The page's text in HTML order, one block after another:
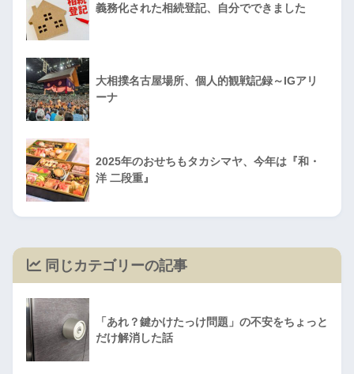
義務化された相続登記、自分でできました
大相撲名古屋場所、個人的観戦記録～IGアリ
ーナ
2025年のおせちもタカシマヤ、今年は『和・
洋 二段重』
同じカテゴリーの記事
「あれ？鍵かけたっけ問題」の不安をちょっと
だけ解消した話